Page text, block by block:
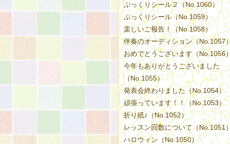
ぷっくりシール２（No.1060）
ぷっくりシール（No.1059）
楽しいご報告！（No.1058）
伴奏のオーディション（No.1057
おめでとうございます（No.1056
今年もありがとうございました
（No.1055）
発表会終わりました（No.1054）
頑張っています！！（No.1053）
折り紙♪（No.1052）
レッスン回数について（No.1051
ハロウィン（No.1050）